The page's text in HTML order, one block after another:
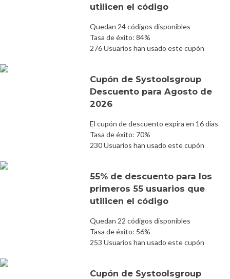
utilicen el código
Quedan 24 códigos disponibles
Tasa de éxito: 84%
276 Usuarios han usado este cupón
Cupón de Systoolsgroup
Descuento para Agosto de
2026
El cupón de descuento expira en 16 días
Tasa de éxito: 70%
230 Usuarios han usado este cupón
55% de descuento para los
primeros 55 usuarios que
utilicen el código
Quedan 22 códigos disponibles
Tasa de éxito: 56%
253 Usuarios han usado este cupón
Cupón de Systoolsgroup